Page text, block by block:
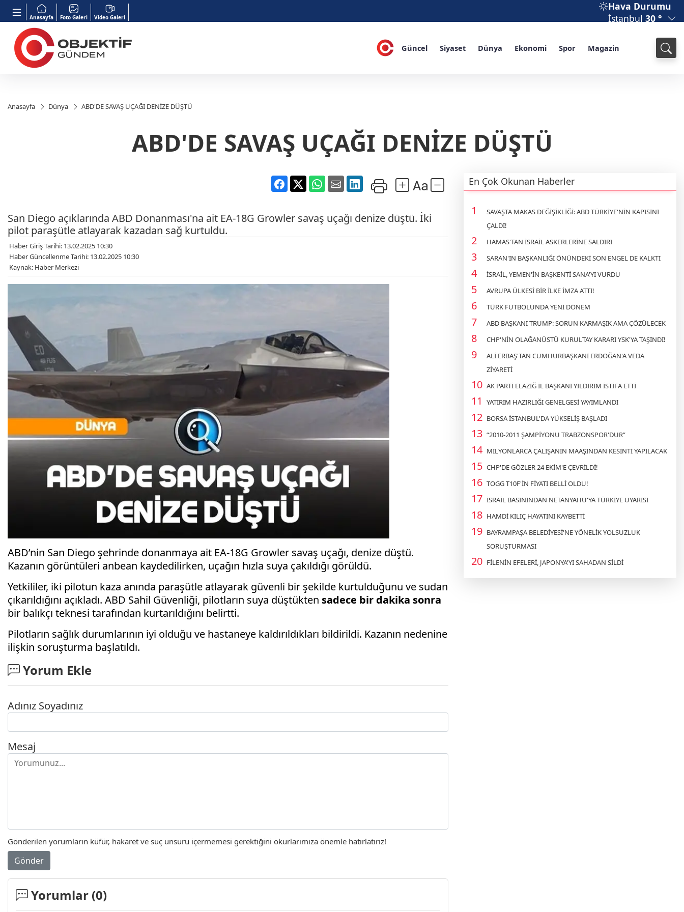
Anasayfa Foto Galeri Video Galeri
Hava Durumu
İstanbul 30 °
Güncel Siyaset Dünya Ekonomi Spor Magazin
Anasayfa Dünya ABD'DE SAVAŞ UÇAĞI DENİZE DÜŞTÜ
ABD'DE SAVAŞ UÇAĞI DENİZE DÜŞTÜ
San Diego açıklarında ABD Donanması'na ait EA-18G Growler savaş uçağı denize düştü. İki
pilot paraşütle atlayarak kazadan sağ kurtuldu.
Haber Giriş Tarihi: 13.02.2025 10:30
Haber Güncellenme Tarihi: 13.02.2025 10:30
Kaynak: Haber Merkezi
ABD’nin San Diego şehrinde donanmaya ait EA-18G Growler savaş uçağı, denize düştü.
Kazanın görüntüleri anbean kaydedilirken, uçağın hızla suya çakıldığı görüldü.
Yetkililer, iki pilotun kaza anında paraşütle atlayarak güvenli bir şekilde kurtulduğunu ve sudan
çıkarıldığını açıkladı. ABD Sahil Güvenliği, pilotların suya düştükten sadece bir dakika sonra
bir balıkçı teknesi tarafından kurtarıldığını belirtti.
Pilotların sağlık durumlarının iyi olduğu ve hastaneye kaldırıldıkları bildirildi. Kazanın nedenine
ilişkin soruşturma başlatıldı.
Yorum Ekle
Adınız Soyadınız
Mesaj
Gönderilen yorumların küfür, hakaret ve suç unsuru içermemesi gerektiğini okurlarımıza önemle hatırlatırız!
Gönder
Yorumlar (0)
En Çok Okunan Haberler
SAVAŞTA MAKAS DEĞİŞİKLİĞİ: ABD TÜRKİYE'NİN KAPISINI
ÇALDI!
HAMAS'TAN İSRAİL ASKERLERİNE SALDIRI
SARAN'IN BAŞKANLIĞI ÖNÜNDEKİ SON ENGEL DE KALKTI
İSRAİL, YEMEN'İN BAŞKENTİ SANA'YI VURDU
AVRUPA ÜLKESİ BİR İLKE İMZA ATTI!
TÜRK FUTBOLUNDA YENİ DÖNEM
ABD BAŞKANI TRUMP: SORUN KARMAŞIK AMA ÇÖZÜLECEK
CHP'NİN OLAĞANÜSTÜ KURULTAY KARARI YSK'YA TAŞINDI!
ALİ ERBAŞ'TAN CUMHURBAŞKANI ERDOĞAN'A VEDA
ZİYARETİ
AK PARTİ ELAZIĞ İL BAŞKANI YILDIRIM İSTİFA ETTİ
YATIRIM HAZIRLIĞI GENELGESİ YAYIMLANDI
BORSA İSTANBUL'DA YÜKSELİŞ BAŞLADI
“2010-2011 ŞAMPİYONU TRABZONSPOR'DUR”
MİLYONLARCA ÇALIŞANIN MAAŞINDAN KESİNTİ YAPILACAK
CHP'DE GÖZLER 24 EKİM'E ÇEVRİLDİ!
TOGG T10F'İN FİYATI BELLİ OLDU!
İSRAİL BASININDAN NETANYAHU'YA TÜRKİYE UYARISI
HAMDİ KILIÇ HAYATINI KAYBETTİ
BAYRAMPAŞA BELEDİYESİ'NE YÖNELİK YOLSUZLUK
SORUŞTURMASI
FİLENİN EFELERİ, JAPONYA'YI SAHADAN SİLDİ